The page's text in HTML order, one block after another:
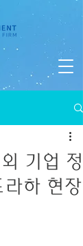
기업 정
라하 현장